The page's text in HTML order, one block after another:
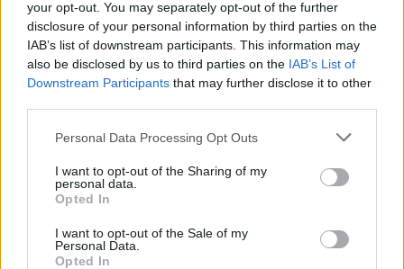
your opt-out. You may separately opt-out of the further
disclosure of your personal information by third parties on the
IAB’s list of downstream participants. This information may
also be disclosed by us to third parties on the IAB’s List of
Downstream Participants that may further disclose it to other
Please note that this website/app uses one or more Google
not limited to your visit or usage behaviour. You may click to
grant or deny consent to Google and its third-party tags to
use your data for below specified purposes in below Google
consent section.
Personal Data Processing Opt Outs
I want to opt-out of the Sharing of my
personal data.
Opted In
I want to opt-out of the Sale of my
Personal Data.
Opted In